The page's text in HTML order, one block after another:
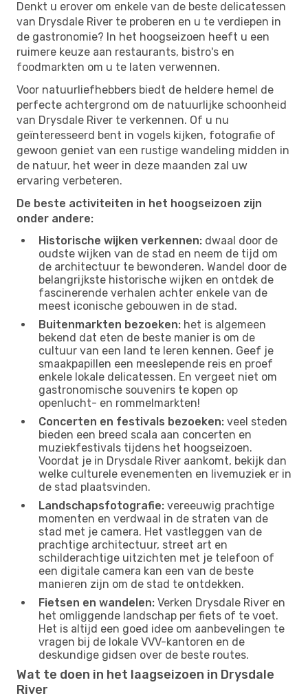
Denkt u erover om enkele van de beste delicatessen
van Drysdale River te proberen en u te verdiepen in
de gastronomie? In het hoogseizoen heeft u een
ruimere keuze aan restaurants, bistro's en
foodmarkten om u te laten verwennen.
Voor natuurliefhebbers biedt de heldere hemel de
perfecte achtergrond om de natuurlijke schoonheid
van Drysdale River te verkennen. Of u nu
geïnteresseerd bent in vogels kijken, fotografie of
gewoon geniet van een rustige wandeling midden in
de natuur, het weer in deze maanden zal uw
ervaring verbeteren.
De beste activiteiten in het hoogseizoen zijn
onder andere:
Historische wijken verkennen: dwaal door de
oudste wijken van de stad en neem de tijd om
de architectuur te bewonderen. Wandel door de
belangrijkste historische wijken en ontdek de
fascinerende verhalen achter enkele van de
meest iconische gebouwen in de stad.
Buitenmarkten bezoeken: het is algemeen
bekend dat eten de beste manier is om de
cultuur van een land te leren kennen. Geef je
smaakpapillen een meeslepende reis en proef
enkele lokale delicatessen. En vergeet niet om
gastronomische souvenirs te kopen op
openlucht- en rommelmarkten!
Concerten en festivals bezoeken: veel steden
bieden een breed scala aan concerten en
muziekfestivals tijdens het hoogseizoen.
Voordat je in Drysdale River aankomt, bekijk dan
welke culturele evenementen en livemuziek er in
de stad plaatsvinden.
Landschapsfotografie: vereeuwig prachtige
momenten en verdwaal in de straten van de
stad met je camera. Het vastleggen van de
prachtige architectuur, street art en
schilderachtige uitzichten met je telefoon of
een digitale camera kan een van de beste
manieren zijn om de stad te ontdekken.
Fietsen en wandelen: Verken Drysdale River en
het omliggende landschap per fiets of te voet.
Het is altijd een goed idee om aanbevelingen te
vragen bij de lokale VVV-kantoren en de
deskundige gidsen over de beste routes.
Wat te doen in het laagseizoen in Drysdale
River